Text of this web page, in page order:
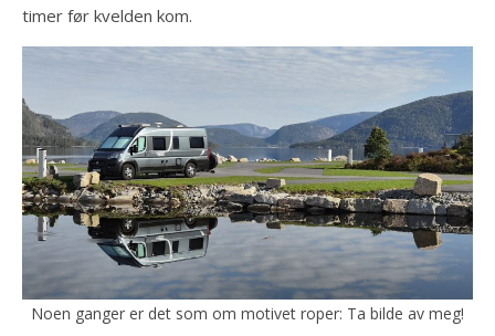
timer før kvelden kom.
Noen ganger er det som om motivet roper: Ta bilde av meg!